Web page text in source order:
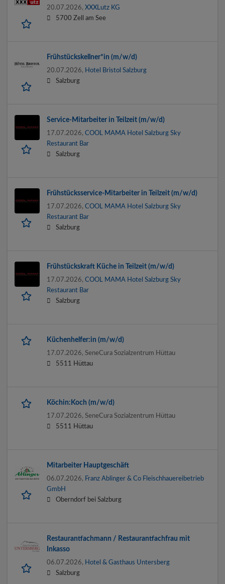
20.07.2026, XXXLutz KG
5700 Zell am See
Frühstückskellner*in (m/w/d)
20.07.2026, Hotel Bristol Salzburg
Salzburg
Service-Mitarbeiter in Teilzeit (m/w/d)
17.07.2026, COOL MAMA Hotel Salzburg Sky
Restaurant Bar
Salzburg
Frühstücksservice-Mitarbeiter in Teilzeit (m/w/d)
17.07.2026, COOL MAMA Hotel Salzburg Sky
Restaurant Bar
Salzburg
Frühstückskraft Küche in Teilzeit (m/w/d)
17.07.2026, COOL MAMA Hotel Salzburg Sky
Restaurant Bar
Salzburg
Küchen­helfer:in (m/w/d)
17.07.2026, SeneCura Sozialzentrum Hüttau
5511 Hüttau
Köchin:Koch (m/w/d)
17.07.2026, SeneCura Sozialzentrum Hüttau
5511 Hüttau
Mitarbeiter Hauptgeschäft
06.07.2026, Franz Ablinger & Co Fleischhauereibetrieb
GmbH
Oberndorf bei Salzburg
Restaurantfachmann / Restaurantfachfrau mit
Inkasso
06.07.2026, Hotel & Gasthaus Untersberg
Salzburg